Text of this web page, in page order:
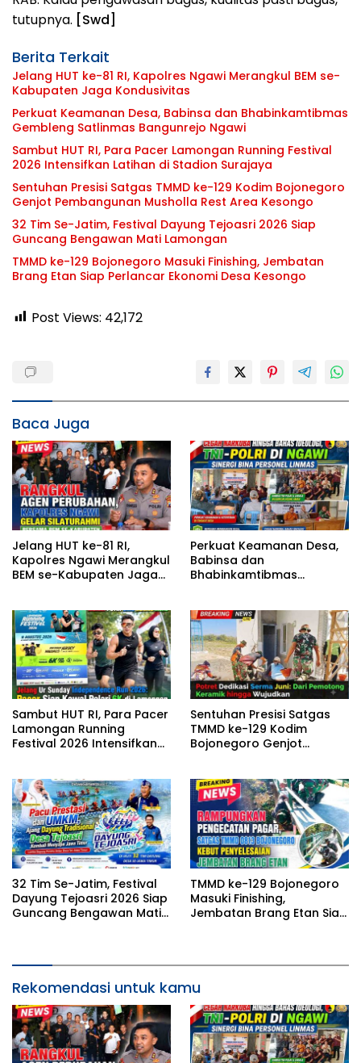
tutupnya. [Swd]
Berita Terkait
Jelang HUT ke-81 RI, Kapolres Ngawi Merangkul BEM se-
Kabupaten Jaga Kondusivitas
Perkuat Keamanan Desa, Babinsa dan Bhabinkamtibmas
Gembleng Satlinmas Bangunrejo Ngawi
Sambut HUT RI, Para Pacer Lamongan Running Festival
2026 Intensifkan Latihan di Stadion Surajaya
Sentuhan Presisi Satgas TMMD ke-129 Kodim Bojonegoro
Genjot Pembangunan Musholla Rest Area Kesongo
32 Tim Se-Jatim, Festival Dayung Tejoasri 2026 Siap
Guncang Bengawan Mati Lamongan
TMMD ke-129 Bojonegoro Masuki Finishing, Jembatan
Brang Etan Siap Perlancar Ekonomi Desa Kesongo
Post Views: 42,172
Baca Juga
Jelang HUT ke-81 RI,
Kapolres Ngawi Merangkul
BEM se-Kabupaten Jaga
Perkuat Keamanan Desa,
Babinsa dan
Bhabinkamtibmas
Sambut HUT RI, Para Pacer
Lamongan Running
Festival 2026 Intensifkan
Sentuhan Presisi Satgas
TMMD ke-129 Kodim
Bojonegoro Genjot
32 Tim Se-Jatim, Festival
Dayung Tejoasri 2026 Siap
Guncang Bengawan Mati
TMMD ke-129 Bojonegoro
Masuki Finishing,
Jembatan Brang Etan Siap
Rekomendasi untuk kamu